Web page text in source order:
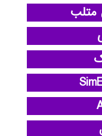
متلب